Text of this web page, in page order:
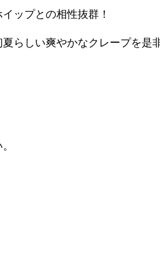
ップとの相性抜群！
らしい爽やかなクレープを是